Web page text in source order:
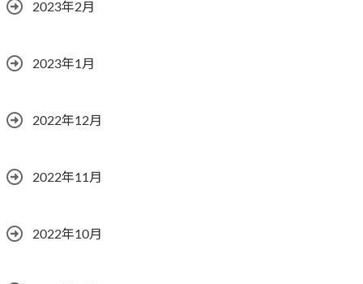
2023年2月
2023年1月
2022年12月
2022年11月
2022年10月